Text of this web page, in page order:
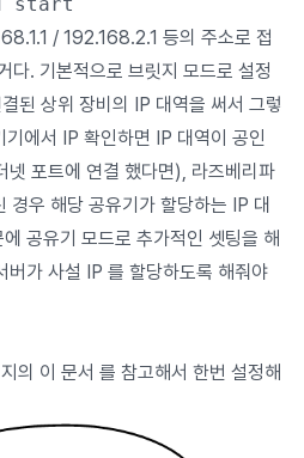
/ 192.168.2.1 등의 주소로 접
다. 기본적으로 브릿지 모드로 설정
된 상위 장비의 IP 대역을 써서 그렇
에서 IP 확인하면 IP 대역이 공인
넷 포트에 연결 했다면), 라즈베리파
경우 해당 공유기가 할당하는 IP 대
공유기 모드로 추가적인 셋팅을 해
가 사설 IP 를 할당하도록 해줘야
의 이 문서 를 참고해서 한번 설정해